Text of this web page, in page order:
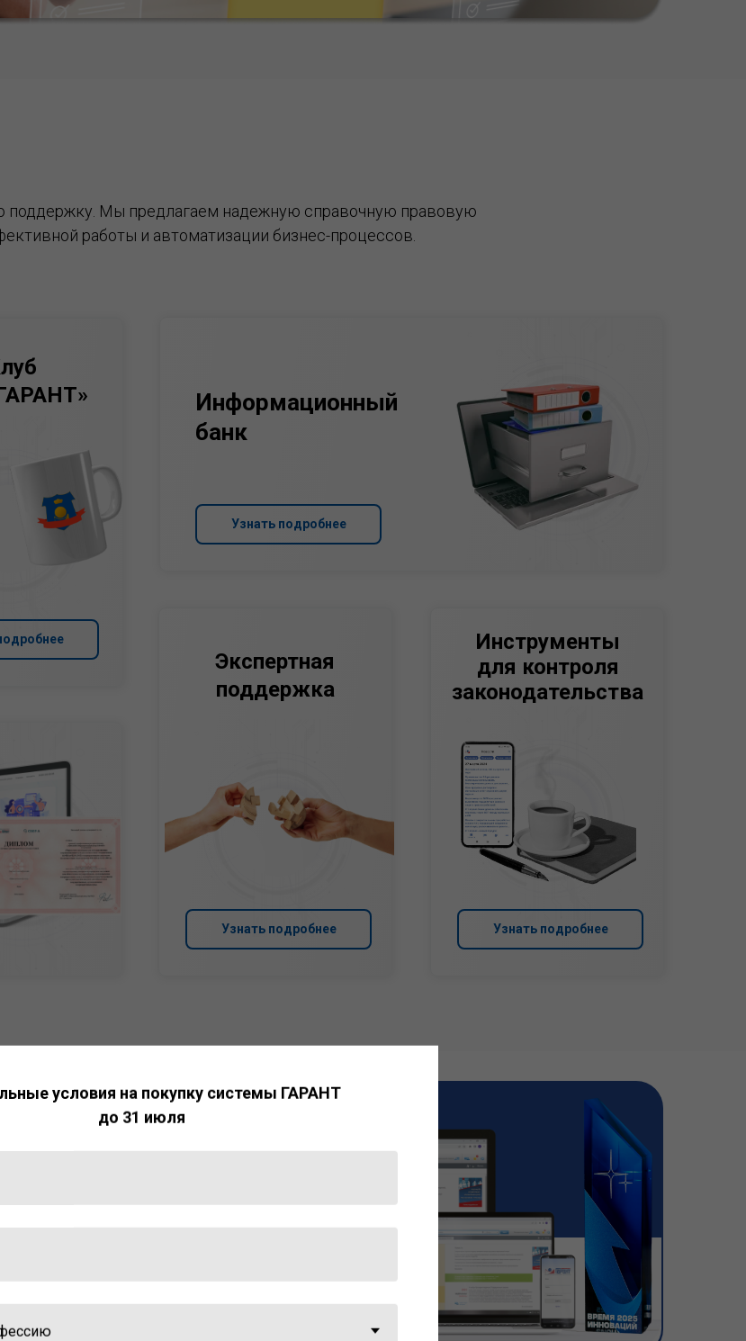
Мы предлагаем надежную справочную правовую
работы и автоматизации бизнес-процессов.
Узнать подробнее
Информационный
банк
Узнать подробнее
Экспертная
поддержка
Узнать подробнее
Инструменты
для контроля
законодательства
2025»
интеллект»
инструменты
с ней.
условия на покупку системы ГАРАНТ
до 31 июля